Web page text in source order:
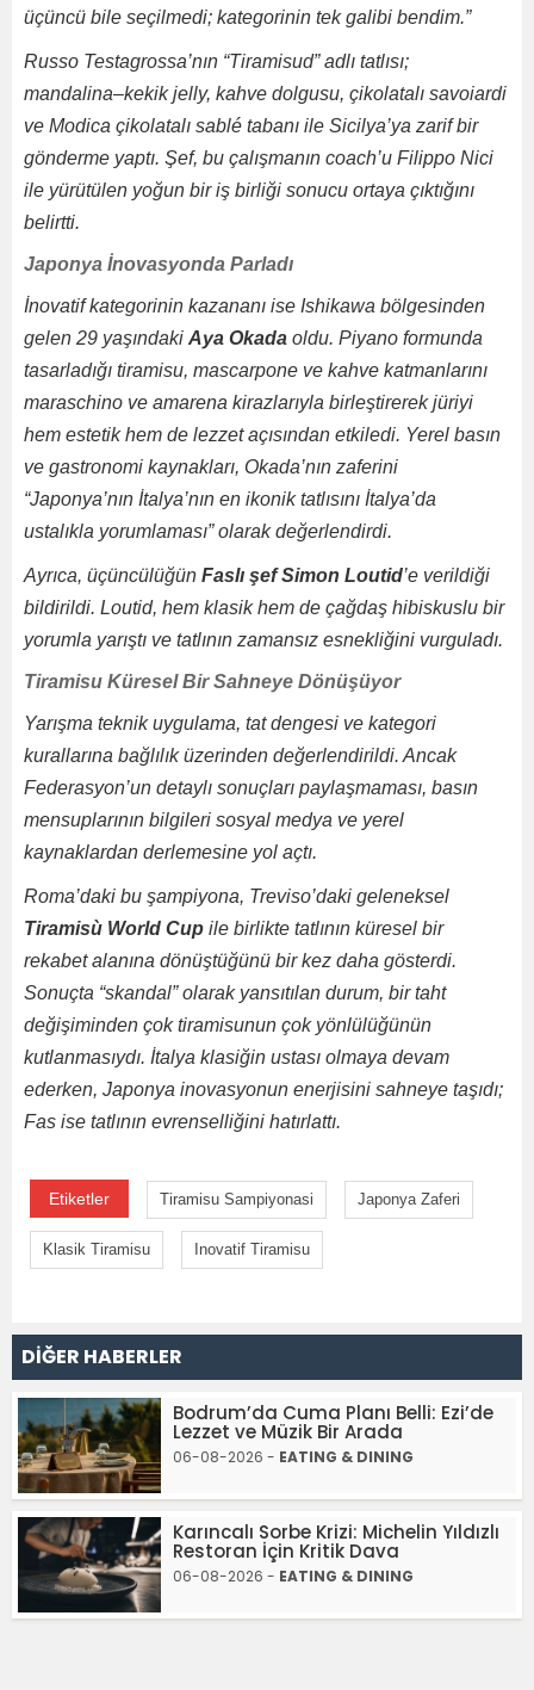
üçüncü bile seçilmedi; kategorinin tek galibi bendim.”
Russo Testagrossa’nın “Tiramisud” adlı tatlısı;
mandalina–kekik jelly, kahve dolgusu, çikolatalı savoiardi
ve Modica çikolatalı sablé tabanı ile Sicilya’ya zarif bir
gönderme yaptı. Şef, bu çalışmanın coach’u Filippo Nici
ile yürütülen yoğun bir iş birliği sonucu ortaya çıktığını
belirtti.
Japonya İnovasyonda Parladı
İnovatif kategorinin kazananı ise Ishikawa bölgesinden
gelen 29 yaşındaki Aya Okada oldu. Piyano formunda
tasarladığı tiramisu, mascarpone ve kahve katmanlarını
maraschino ve amarena kirazlarıyla birleştirerek jüriyi
hem estetik hem de lezzet açısından etkiledi. Yerel basın
ve gastronomi kaynakları, Okada’nın zaferini
“Japonya’nın İtalya’nın en ikonik tatlısını İtalya’da
ustalıkla yorumlaması” olarak değerlendirdi.
Ayrıca, üçüncülüğün Faslı şef Simon Loutid’e verildiği
bildirildi. Loutid, hem klasik hem de çağdaş hibiskuslu bir
yorumla yarıştı ve tatlının zamansız esnekliğini vurguladı.
Tiramisu Küresel Bir Sahneye Dönüşüyor
Yarışma teknik uygulama, tat dengesi ve kategori
kurallarına bağlılık üzerinden değerlendirildi. Ancak
Federasyon’un detaylı sonuçları paylaşmaması, basın
mensuplarının bilgileri sosyal medya ve yerel
kaynaklardan derlemesine yol açtı.
Roma’daki bu şampiyona, Treviso’daki geleneksel
Tiramisù World Cup ile birlikte tatlının küresel bir
rekabet alanına dönüştüğünü bir kez daha gösterdi.
Sonuçta “skandal” olarak yansıtılan durum, bir taht
değişiminden çok tiramisunun çok yönlülüğünün
kutlanmasıydı. İtalya klasiğin ustası olmaya devam
ederken, Japonya inovasyonun enerjisini sahneye taşıdı;
Fas ise tatlının evrenselliğini hatırlattı.
Etiketler Tiramisu Sampiyonasi Japonya Zaferi
Klasik Tiramisu Inovatif Tiramisu
DİĞER HABERLER
Bodrum’da Cuma Planı Belli: Ezi’de
Lezzet ve Müzik Bir Arada
06-08-2026 - EATING & DINING
Karıncalı Sorbe Krizi: Michelin Yıldızlı
Restoran İçin Kritik Dava
06-08-2026 - EATING & DINING